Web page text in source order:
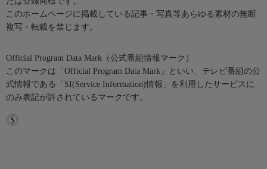
このホームページに掲載している記事・写真等あらゆる素材の無断
複写・転載を禁じます。
Official Program Data Mark（公式番組情報マーク）
このマークは「Official Program Data Mark」といい、テレビ番組の公
式情報である「SI(Service Information)情報」を利用したサービスに
のみ表記が許されているマークです。